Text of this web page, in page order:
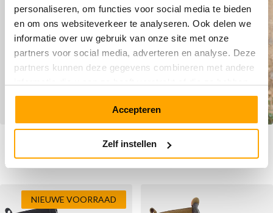
personaliseren, om functies voor social media te bieden
en om ons websiteverkeer te analyseren. Ook delen we
informatie over uw gebruik van onze site met onze
partners voor social media, adverteren en analyse. Deze
partners kunnen deze gegevens combineren met andere
verzameld op basis van uw gebruik van hun services.
Accepteren
Zelf instellen
Vanaf
€ 199,90
Supersonic Blue
Vanaf
SALE
NIEUWE VOORRAAD